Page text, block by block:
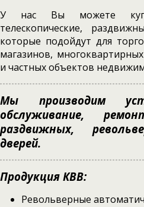
У нас Вы можете
телескопические,
которые подойдут для
магазинов,
и частных объектов
Мы производим
обслуживание,
раздвижных,
дверей.
Продукция КВВ:
Револьверные